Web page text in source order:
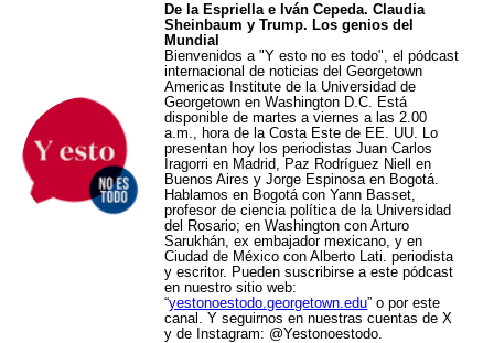
De la Espriella e Iván Cepeda. Claudia
Sheinbaum y Trump. Los genios del
Mundial
Bienvenidos a "Y esto no es todo", el pódcast
internacional de noticias del Georgetown
Americas Institute de la Universidad de
Georgetown en Washington D.C. Está
disponible de martes a viernes a las 2.00
a.m., hora de la Costa Este de EE. UU. Lo
presentan hoy los periodistas Juan Carlos
Iragorri en Madrid, Paz Rodríguez Niell en
Buenos Aires y Jorge Espinosa en Bogotá.
Hablamos en Bogotá con Yann Basset,
profesor de ciencia política de la Universidad
del Rosario; en Washington con Arturo
Sarukhán, ex embajador mexicano, y en
Ciudad de México con Alberto Lati. periodista
y escritor. Pueden suscribirse a este pódcast
en nuestro sitio web:
“yestonoestodo.georgetown.edu” o por este
canal. Y seguirnos en nuestras cuentas de X
y de Instagram: @Yestonoestodo.